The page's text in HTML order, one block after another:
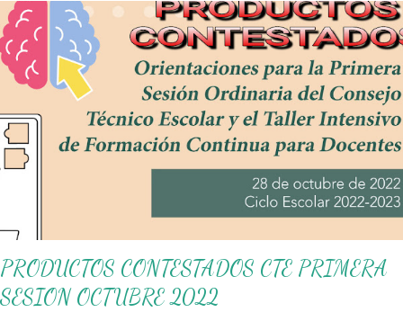
problema: “Niñas y niños no comprenden lo que leen” . 1.
Problemática identificada en la escuela El colectivo docente
detectó como principal reto la falta de comprensión lectora en
los estudiantes, manifestada en: Respuestas superficiales al
leer un texto. Dificultades para explicar con sus propias palabras
lo leído. Baja motivación hacia la lectura. 2. Análisis de la realidad
escolar y comunitaria Escuela: falta de estrategias docentes
variadas y rezago en operaciones básicas. ...
PRODUCTOS CONTESTADOS CTE PRIMERA
SESION OCTUBRE 2022